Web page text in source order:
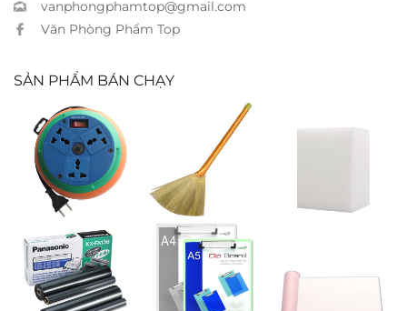
vanphongphamtop@gmail.com
Văn Phòng Phẩm Top
SẢN PHẨM BÁN CHẠY
Ổ cắm Lioa
DB52-10A
Chổi cỏ
Ruban
Panasonic
FA136
Bìa trình ký
Xukiva 189 A5
Phiếu oder 2